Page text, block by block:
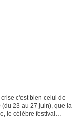
c'est bien celui de
23 au 27 juin), que la
le célèbre festival